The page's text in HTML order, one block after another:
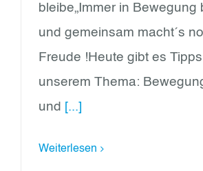
bleibe„Immer in Bewegung
und gemeinsam macht´s
Freude !Heute gibt es
unserem Thema:
und [...]
Weiterlesen